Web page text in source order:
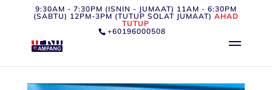
9:30AM - 7:30PM (ISNIN - JUMAAT) 11AM - 6:30PM
(SABTU) 12PM-3PM (TUTUP SOLAT JUMAAT) AHAD
TUTUP
+60196000508